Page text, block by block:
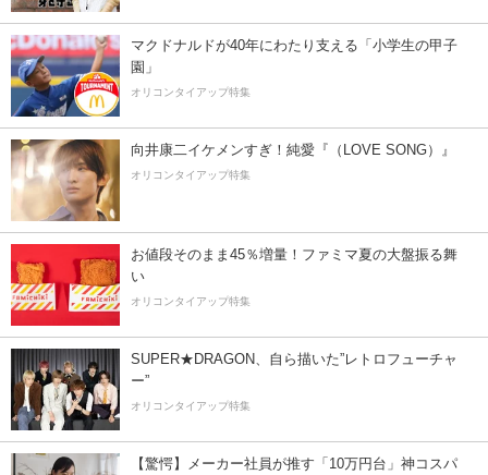
マクドナルドが40年にわたり支える「小学生の甲子
園」
オリコンタイアップ特集
向井康二イケメンすぎ！純愛『（LOVE SONG）』
オリコンタイアップ特集
お値段そのまま45％増量！ファミマ夏の大盤振る舞
い
オリコンタイアップ特集
SUPER★DRAGON、自ら描いた”レトロフューチャ
ー”
オリコンタイアップ特集
【驚愕】メーカー社員が推す「10万円台」神コスパ